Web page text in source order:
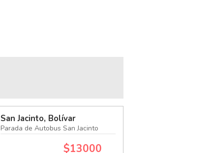
San Jacinto, Bolívar
Parada de Autobus San Jacinto
$13000